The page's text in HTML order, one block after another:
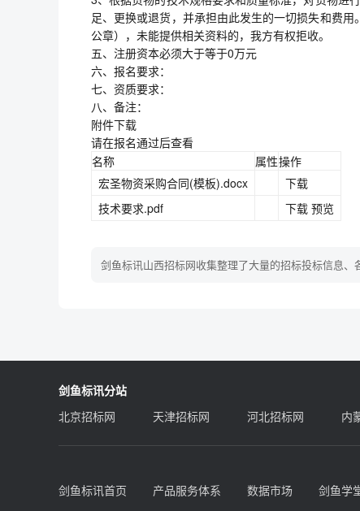
足、更换或退货，并承担由此发生的一切损失和费
公章），未能提供相关资料的，我方有权拒收。
五、注册资本必须大于等于0万元
六、报名要求：
七、资质要求：
八、备注：
附件下载
请在报名通过后查看
名称
属性操作
宏圣物资采购合同(模板).docx
下载
技术要求.pdf
下载 预览
剑鱼标讯山西招标网收集整理了大量的招标投标信息、
剑鱼标讯分站
北京招标网
天津招标网 河北招标网 内
剑鱼标讯首页 产品服务体系 数据市场 剑鱼学